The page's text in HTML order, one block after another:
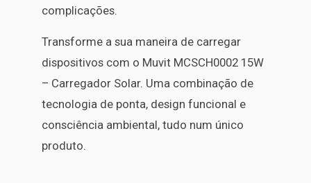
complicações.
Transforme a sua maneira de carregar
dispositivos com o Muvit MCSCH0002 15W
– Carregador Solar. Uma combinação de
tecnologia de ponta, design funcional e
consciência ambiental, tudo num único
produto.